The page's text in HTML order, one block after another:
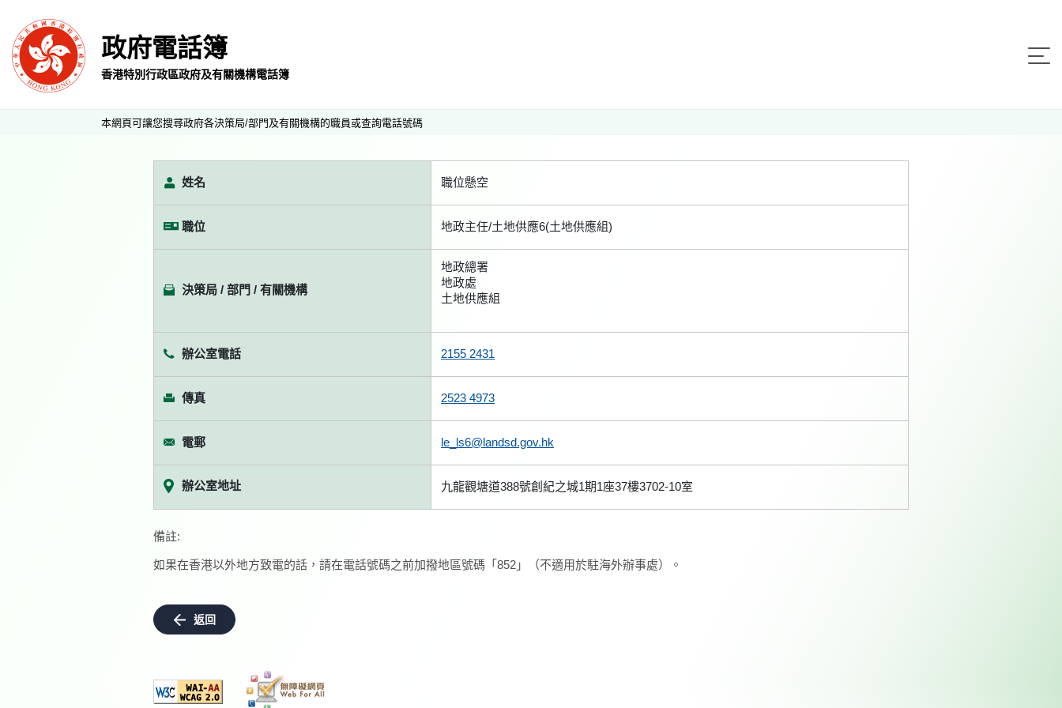
政府電話簿
香港特別行政區政府及有關機構電話簿
本網頁可讓您搜尋政府各決策局/部門及有關機構的職員或查詢電話號碼
姓名 職位懸空
職位 地政主任/土地供應6(土地供應組)
決策局 / 部門 / 有關機構
地政總署
地政處
土地供應組
辦公室電話 2155 2431
傳真 2523 4973
電郵 le_ls6@landsd.gov.hk
辦公室地址 九龍觀塘道388號創紀之城1期1座37樓3702-10室
備註:
如果在香港以外地方致電的話，請在電話號碼之前加撥地區號碼「852」（不適用於駐海外辦事處）。
返回